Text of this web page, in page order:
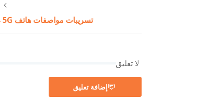
تسريبات مواصفات هاتف POCO M4 5G
لا تعليق
إضافة تعليق